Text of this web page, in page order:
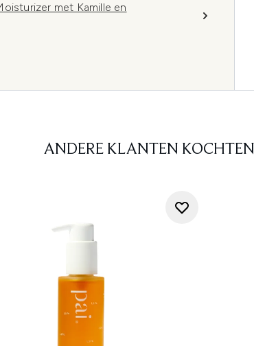
met Kamille en
ANDERE KLANTEN KOCHTEN